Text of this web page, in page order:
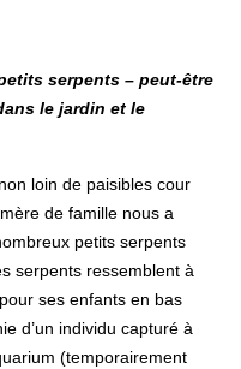
serpents – peut-être
le jardin et le
loin de paisibles cour
de famille nous a
petits serpents
serpents ressemblent à
ses enfants en bas
d’un individu capturé à
(temporairement